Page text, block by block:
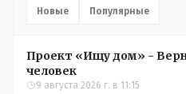
Новые Популярные
Проект «Ищу дом» -
человек
9 августа 2026 г. в 11:15